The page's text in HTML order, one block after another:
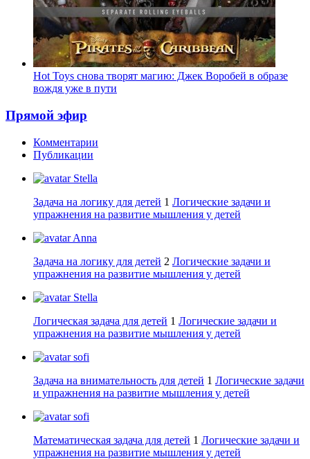
Hot Toys снова творят магию: Джек Воробей в образе
вождя уже в пути
Прямой эфир
Комментарии
Публикации
Stella
Задача на логику для детей 1 Логические задачи и
упражнения на развитие мышления у детей
Anna
Задача на логику для детей 2 Логические задачи и
упражнения на развитие мышления у детей
Stella
Логическая задача для детей 1 Логические задачи и
упражнения на развитие мышления у детей
sofi
Задача на внимательность для детей 1 Логические задачи
и упражнения на развитие мышления у детей
sofi
Математическая задача для детей 1 Логические задачи и
упражнения на развитие мышления у детей